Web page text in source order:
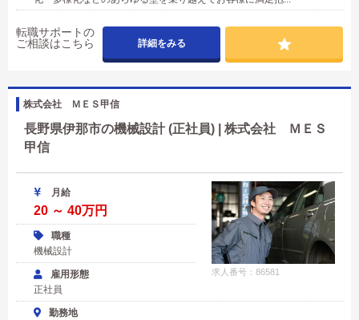
転職サポートの
ご相談はこちら
詳細をみる
株式会社 ＭＥＳ甲信
長野県伊那市の機械設計 (正社員) | 株式会社 ＭＥＳ
甲信
求人番号：86581
月給
20 ～ 40万円
職種
機械設計
雇用形態
正社員
勤務地